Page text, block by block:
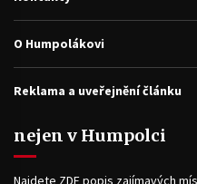
O Humpolákovi
Reklama a uveřejnění článku
nejen v Humpolci